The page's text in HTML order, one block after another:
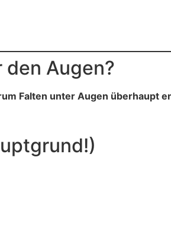
Augen?
Falten unter Augen überhaupt